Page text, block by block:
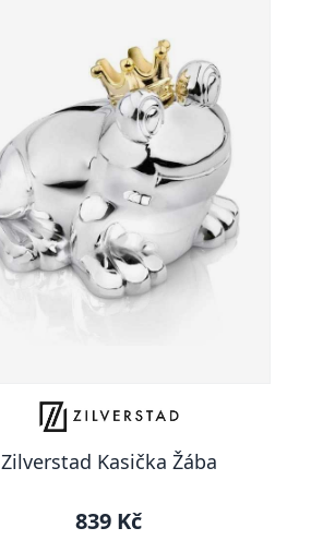
Zilverstad Kasička Žába
839 Kč